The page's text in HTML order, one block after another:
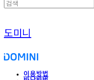
도미니
이용방법